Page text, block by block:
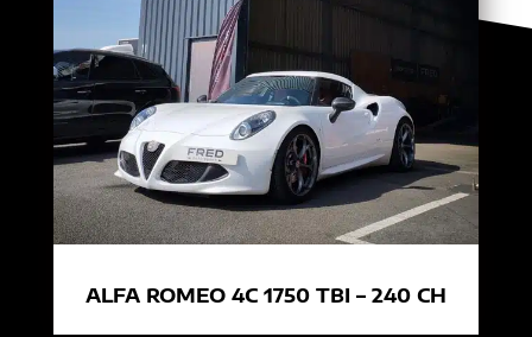
ALFA ROMEO 4C 1750 TBI – 240 CH